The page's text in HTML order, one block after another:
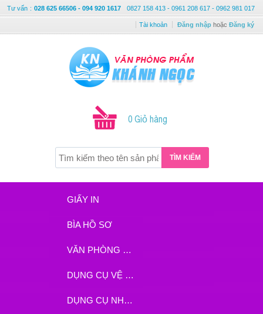
Tư vấn : 028 625 66506 - 094 920 1617 0827 158 413 - 0961 208 617 - 0962 981 017
Tài khoản Đăng nhập hoặc Đăng ký
0 Giỏ hàng
TÌM KIẾM
GIẤY IN
BÌA HỒ SƠ
VĂN PHÒNG PHẨM
DỤNG CỤ VỆ SINH
DỤNG CỤ NHÀ BẾP